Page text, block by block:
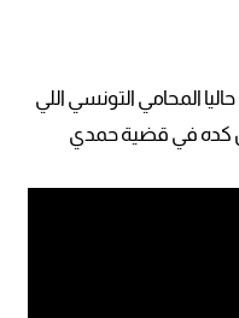
المحامي التونسي اللي
كده في قضية حمدي